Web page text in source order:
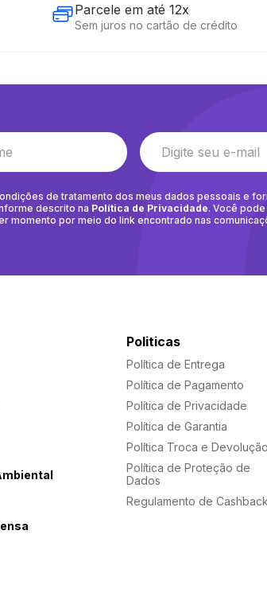
Parcele em até 12x
Sem juros no cartão de crédito
de tratamento dos meus dados pessoais e
descrito na Política de Privacidade. Você
momento por meio do link encontrado nas
Politicas
Política de Entrega
Política de Pagamento
Política de Privacidade
Política de Garantia
Política Troca e Devolução
Política de Proteção de
Dados
Regulamento de Cashback